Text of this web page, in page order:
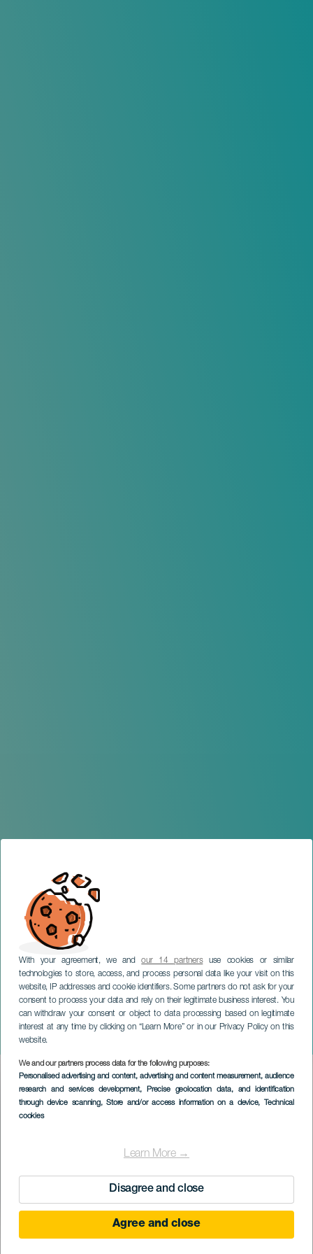
With your agreement, we andour 14 partnersuse cookies or similar
technologies to store, access, and process personal data like your visit on this
website, IP addresses and cookie identifiers. Some partners do not ask for your
consent to process your data and rely on their legitimate business interest. You
can withdraw your consent or object to data processing based on legitimate
interest at any time by clicking on “Learn More” or in our Privacy Policy on this
website.
We and our partners process data for the following purposes:
Personalised advertising and content, advertising and content measurement, audience
research and services development, Precise geolocation data, and identification
through device scanning, Store and/or access information on a device, Technical
cookies
Learn More →
Disagree and close
Agree and close
Carnevale di Las Palmas
de Gran Canaria
GRAN CANARIA
Imagen
Listado
February 2027